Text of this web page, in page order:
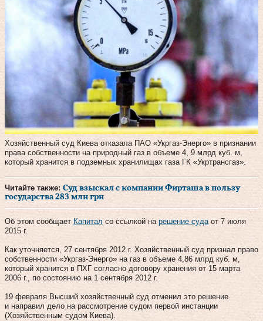
Хозяйственный суд Киева отказала ПАО «Укргаз-Энерго» в признании
права собственности на природный газ в объеме 4, 9 млрд куб. м,
который хранится в подземных хранилищах газа ГК «Укртрансгаз».
Читайте также: Суд взыскал с компании Фирташа в пользу
государства 283 млн грн
Об этом сообщает Капитал со ссылкой на решение судаот 7 июля
2015 г.
Как уточняется, 27 сентября 2012 г. Хозяйственный суд признал право
собственности «Укргаз-Энерго» на газ в объеме 4,86 млрд куб. м,
который хранится в ПХГ согласно договору хранения от 15 марта
2006 г., по состоянию на 1 сентября 2012 г.
19 февраля Высший хозяйственный суд отменил это решение
и направил дело на рассмотрение судом первой инстанции
(Хозяйственным судом Киева).